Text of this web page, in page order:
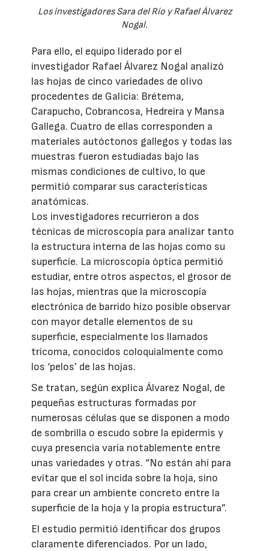
Los investigadores Sara del Río y Rafael Álvarez
Nogal.
Para ello, el equipo liderado por el
investigador Rafael Álvarez Nogal analizó
las hojas de cinco variedades de olivo
procedentes de Galicia: Brétema,
Carapucho, Cobrancosa, Hedreira y Mansa
Gallega. Cuatro de ellas corresponden a
materiales autóctonos gallegos y todas las
muestras fueron estudiadas bajo las
mismas condiciones de cultivo, lo que
permitió comparar sus características
anatómicas.
Los investigadores recurrieron a dos
técnicas de microscopía para analizar tanto
la estructura interna de las hojas como su
superficie. La microscopía óptica permitió
estudiar, entre otros aspectos, el grosor de
las hojas, mientras que la microscopía
electrónica de barrido hizo posible observar
con mayor detalle elementos de su
superficie, especialmente los llamados
tricoma, conocidos coloquialmente como
los ‘pelos’ de las hojas.
Se tratan, según explica Álvarez Nogal, de
pequeñas estructuras formadas por
numerosas células que se disponen a modo
de sombrilla o escudo sobre la epidermis y
cuya presencia varía notablemente entre
unas variedades y otras. “No están ahí para
evitar que el sol incida sobre la hoja, sino
para crear un ambiente concreto entre la
superficie de la hoja y la propia estructura”.
El estudio permitió identificar dos grupos
claramente diferenciados. Por un lado,